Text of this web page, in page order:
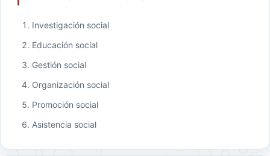
Investigación social
Educación social
Gestión social
Organización social
Promoción social
Asistencia social